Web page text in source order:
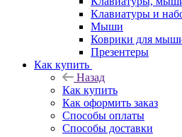
Клавиатуры и
Мыши
Коврики для
Презентеры
Как купить
Назад
Как купить
Как оформить заказ
Способы оплаты
Способы доставки